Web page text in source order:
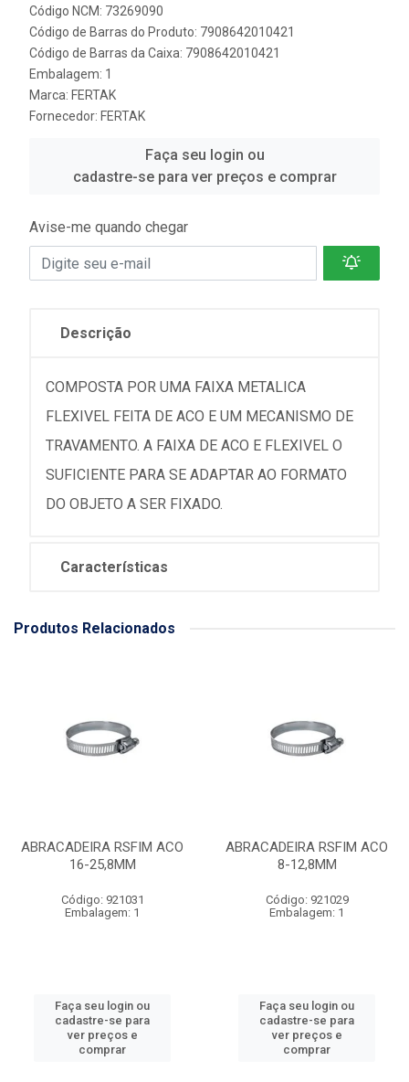
Código NCM: 73269090
Código de Barras do Produto: 7908642010421
Código de Barras da Caixa: 7908642010421
Embalagem: 1
Marca: FERTAK
Fornecedor: FERTAK
Faça seu login ou
cadastre-se para ver preços e comprar
Avise-me quando chegar
Descrição
COMPOSTA POR UMA FAIXA METALICA
FLEXIVEL FEITA DE ACO E UM MECANISMO DE
TRAVAMENTO. A FAIXA DE ACO E FLEXIVEL O
SUFICIENTE PARA SE ADAPTAR AO FORMATO
DO OBJETO A SER FIXADO.
Características
Produtos Relacionados
ABRACADEIRA RSFIM ACO
16-25,8MM
Código: 921031
Embalagem: 1
Faça seu login ou
cadastre-se para
ver preços e
comprar
ABRACADEIRA RSFIM ACO
8-12,8MM
Código: 921029
Embalagem: 1
Faça seu login ou
cadastre-se para
ver preços e
comprar